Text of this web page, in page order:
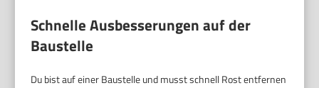
Schnelle Ausbesserungen auf der
Baustelle
Du bist auf einer Baustelle und musst schnell Rost entfernen